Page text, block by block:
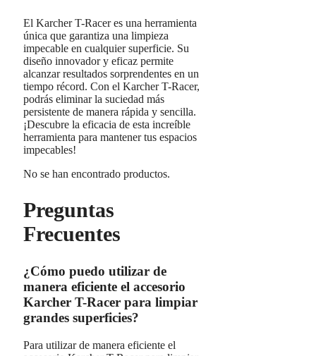
El Karcher T-Racer es una herramienta
única que garantiza una limpieza
impecable en cualquier superficie. Su
diseño innovador y eficaz permite
alcanzar resultados sorprendentes en un
tiempo récord. Con el Karcher T-Racer,
podrás eliminar la suciedad más
persistente de manera rápida y sencilla.
¡Descubre la eficacia de esta increíble
herramienta para mantener tus espacios
impecables!
No se han encontrado productos.
Preguntas
Frecuentes
¿Cómo puedo utilizar de
manera eficiente el accesorio
Karcher T-Racer para limpiar
grandes superficies?
Para utilizar de manera eficiente el